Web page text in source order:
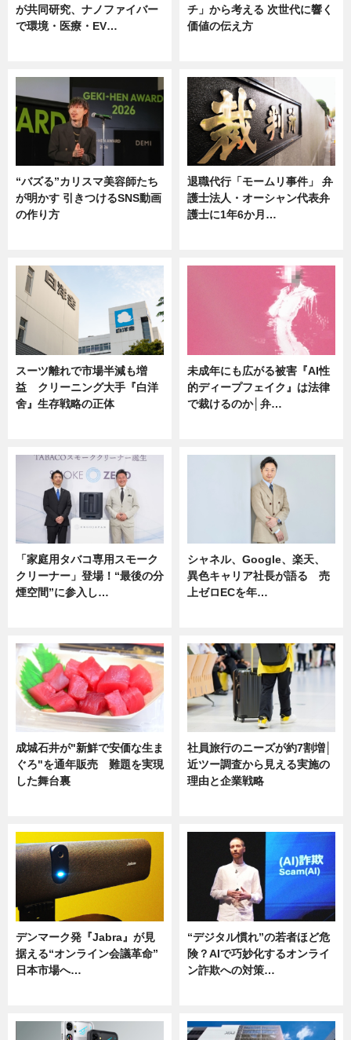
が共同研究、ナノファイバー
で環境・医療・EV…
チ」から考える 次世代に響く
価値の伝え方
“バズる”カリスマ美容師たち
が明かす 引きつけるSNS動画
の作り方
退職代行「モームリ事件」 弁
護士法人・オーシャン代表弁
護士に1年6か月…
スーツ離れで市場半減も増
益 クリーニング大手『白洋
舍』生存戦略の正体
未成年にも広がる被害『AI性
的ディープフェイク』は法律
で裁けるのか│弁…
「家庭用タバコ専用スモーク
クリーナー」登場！“最後の分
煙空間”に参入し…
シャネル、Google、楽天、
異色キャリア社長が語る 売
上ゼロECを年…
成城石井が"新鮮で安価な生ま
ぐろ"を通年販売 難題を実現
した舞台裏
社員旅行のニーズが約7割増│
近ツー調査から見える実施の
理由と企業戦略
デンマーク発『Jabra』が見
据える“オンライン会議革命”
日本市場へ…
“デジタル慣れ”の若者ほど危
険？AIで巧妙化するオンライ
ン詐欺への対策…